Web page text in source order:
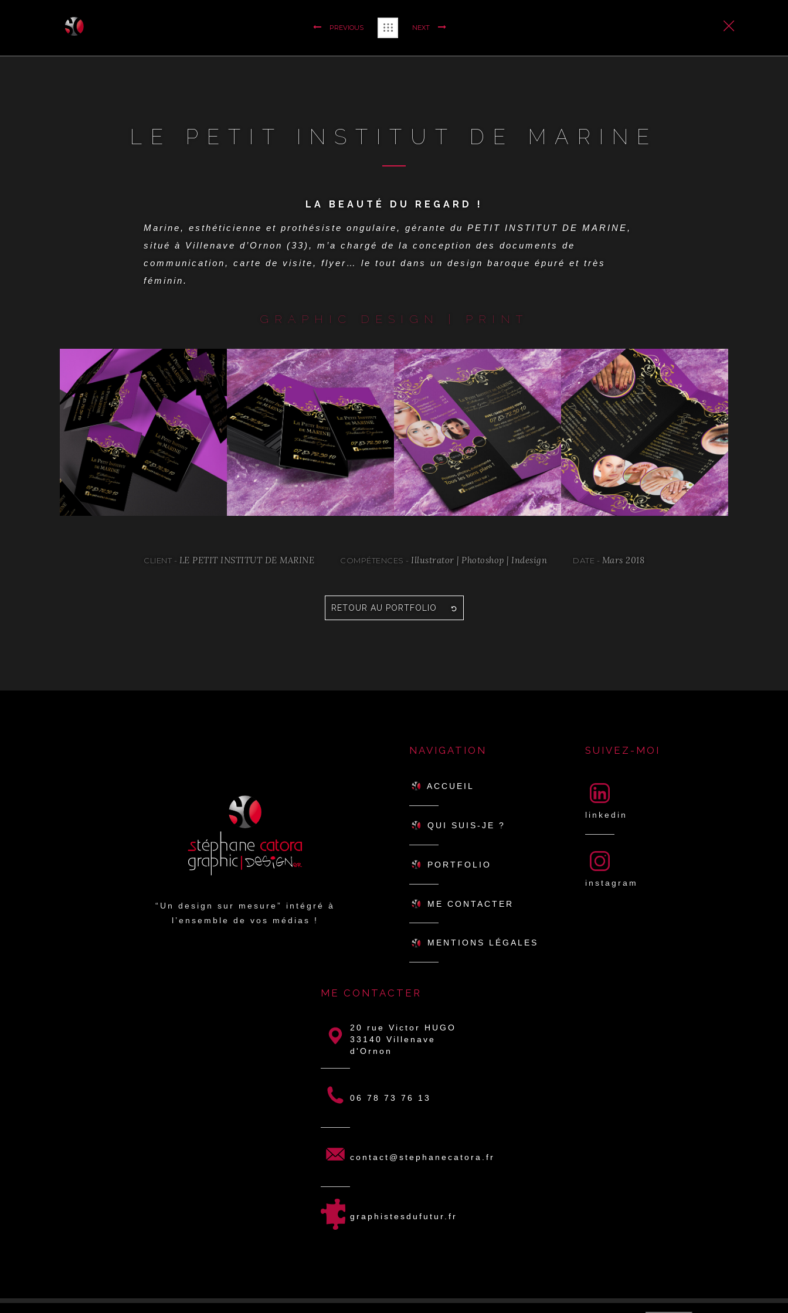
PREVIOUS NEXT
LE PETIT INSTITUT DE MARINE
LA BEAUTÉ DU REGARD !
Marine, esthéticienne et prothésiste ongulaire, gérante du PETIT INSTITUT DE MARINE,
situé à Villenave d’Ornon (33), m’a chargé de la conception des documents de
communication, carte de visite, flyer… le tout dans un design baroque épuré et très
féminin.
GRAPHIC DESIGN | PRINT
CLIENT - LE PETIT INSTITUT DE MARINE COMPÉTENCES - Illustrator | Photoshop | Indesign DATE - Mars 2018
RETOUR AU PORTFOLIO
“Un design sur mesure” intégré à
l’ensemble de vos médias !
NAVIGATION
ACCUEIL
QUI SUIS-JE ?
PORTFOLIO
ME CONTACTER
MENTIONS LÉGALES
SUIVEZ-MOI
linkedin
instagram
ME CONTACTER
20 rue Victor HUGO
33140 Villenave
d'Ornon
06 78 73 76 13
contact@stephanecatora.fr
graphistesdufutur.fr